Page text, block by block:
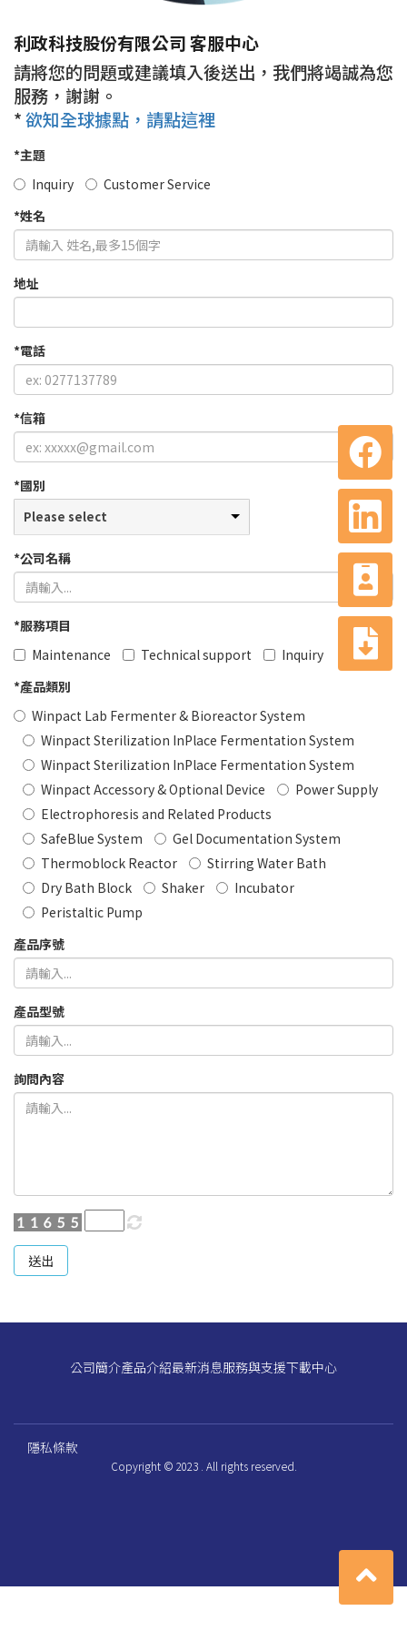
利政科技股份有限公司 客服中心
請將您的問題或建議填入後送出，我們將竭誠為您
服務，謝謝。
*欲知全球據點，請點這裡
*主題
Inquiry
Customer Service
*姓名
地址
*電話
*信箱
*國別
Please select
*公司名稱
*服務項目
Maintenance
Technical support
Inquiry
*產品類別
Winpact Lab Fermenter & Bioreactor System
Winpact Sterilization InPlace Fermentation System
Winpact Sterilization InPlace Fermentation System
Winpact Accessory & Optional Device
Power Supply
Electrophoresis and Related Products
SafeBlue System
Gel Documentation System
Thermoblock Reactor
Stirring Water Bath
Dry Bath Block
Shaker
Incubator
Peristaltic Pump
產品序號
產品型號
詢問內容
送出
公司簡介產品介紹最新消息服務與支援下載中心
隱私條款
Copyright © 2023 . All rights reserved.